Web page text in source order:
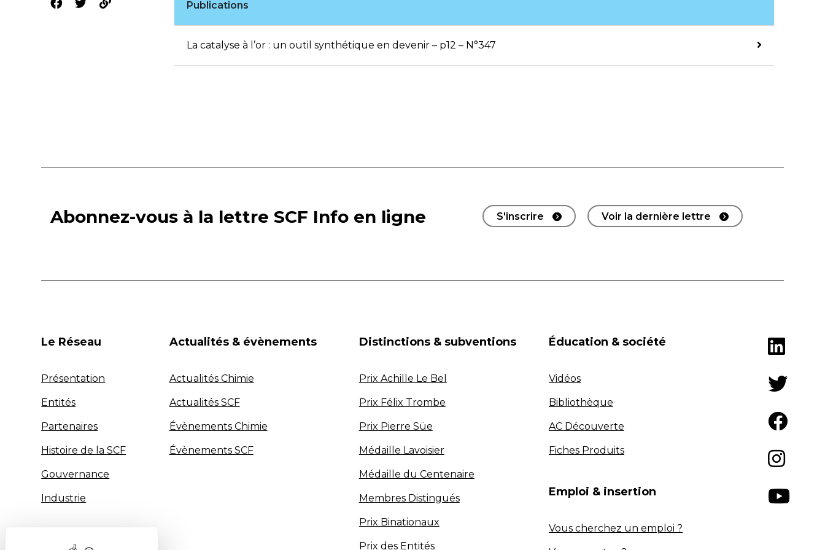
Publications
La catalyse à l’or : un outil synthétique en devenir – p12 – N°347
Abonnez-vous à la lettre SCF Info en ligne S'inscrire Voir la dernière lettre
Le Réseau
Présentation
Entités
Partenaires
Histoire de la SCF
Gouvernance
Industrie
Actualités & évènements
Actualités Chimie
Actualités SCF
Évènements Chimie
Évènements SCF
Distinctions & subventions
Prix Achille Le Bel
Prix Félix Trombe
Prix Pierre Süe
Médaille Lavoisier
Médaille du Centenaire
Membres Distingués
Prix Binationaux
Prix des Entités
Éducation & société
Vidéos
Bibliothèque
AC Découverte
Fiches Produits
Emploi & insertion
Vous cherchez un emploi ?